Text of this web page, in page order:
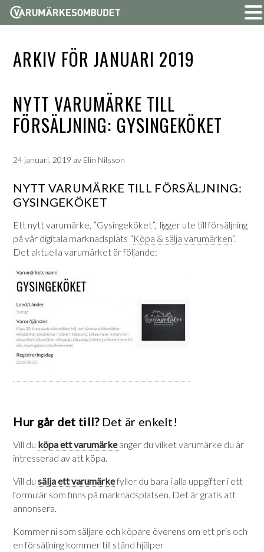
ARKIV FÖR JANUARI 2019
NYTT VARUMÄRKE TILL
FÖRSÄLJNING: GYSINGEKÖKET
24 januari, 2019 av Elin Nilsson
NYTT VARUMÄRKE TILL FÖRSÄLJNING:
GYSINGEKÖKET
Ett nytt varumärke, ”Gysingeköket”, ligger ute till försäljning
på vår digitala marknadsplats ”Köpa & sälja varumärken”.
Det aktuella varumärket är följande:
Hur går det till?Det är enkelt!
Vill du köpa ett varumärkeanger du vilket varumärke du är
intresserad av att köpa.
Vill dusälja ett varumärkefyller du bara i alla uppgifter i ett
formulär som finns på marknadsplatsen. Det är gratis att
annonsera.
Kommer ni som säljare och köpare överens om ett pris och
en försäljning kommer till stånd hjälper